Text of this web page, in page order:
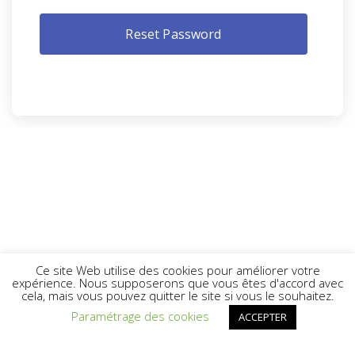
Ce site Web utilise des cookies pour améliorer votre
expérience. Nous supposerons que vous êtes d'accord avec
cela, mais vous pouvez quitter le site si vous le souhaitez.
Paramétrage des cookies
ACCEPTER